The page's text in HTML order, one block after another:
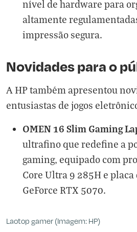
nível de hardware para
altamente
impressão segura.
Novidades para o
A HP também apresentou
entusiastas de jogos
OMEN 16 Slim Gaming
ultrafino que redefine a
gaming, equipado com
Core Ultra 9 285H e
GeForce RTX 5070.
Laotop gamer (Imagem: HP)